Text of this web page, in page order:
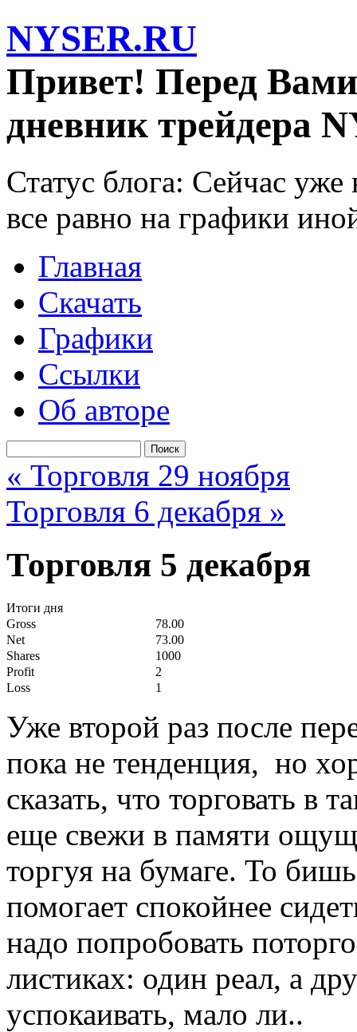
NYSER.RU
Привет! Перед
дневник трейдера
Статус блога: Сейчас
все равно на графики
Главная
Скачать
Графики
Ссылки
Об авторе
« Торговля 29 ноября
Торговля 6 декабря »
Торговля 5 декабря
Итоги дня
Gross
78.00
Net
73.00
Shares
1000
Profit
2
Loss
1
Уже второй раз после
пока не тенденция, но
сказать, что торговать в
еще свежи в памяти
торгуя на бумаге. То
помогает спокойнее
надо попробовать
листиках: один реал, а
успокаивать, мало ли..